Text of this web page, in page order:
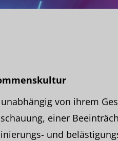
von ihrem
einer
und